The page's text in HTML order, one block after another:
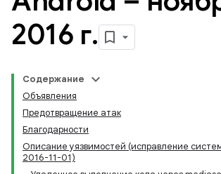
2016 г.
Содержание
Объявления
Предотвращение атак
Благодарности
Описание уязвимостей (исправление
2016-11-01)